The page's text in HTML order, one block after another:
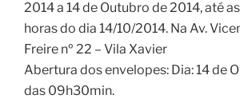
2014 a 14 de Outubro de 2014, até
horas do dia 14/10/2014. Na Av.
Freire nº 22 – Vila Xavier
Abertura dos envelopes: Dia: 14 de
das 09h30min.